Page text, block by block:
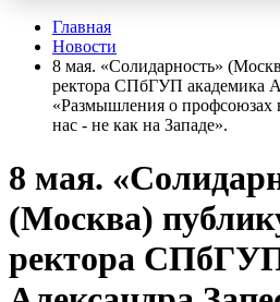
Главная
Новости
8 мая. «Солидарность»
ректора СПбГУП академика
«Размышления о профсоюзах
нас - не как на Западе».
8 мая.
(Москва)
ректора